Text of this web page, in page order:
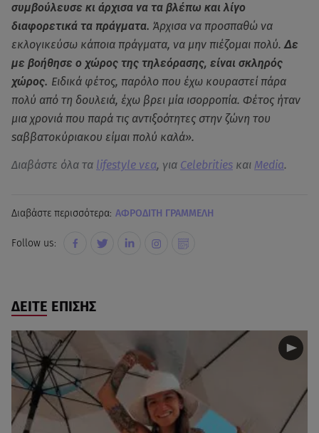
συμβούλευσε κι άρχισα να τα βλέπω και λίγο
διαφορετικά τα πράγματα.Άρχισα να προσπαθώ να
εκλογικεύσω κάποια πράγματα, να μην πιέζομαι πολύ.Δε
με βοήθησε ο χώρος της τηλεόρασης, είναι σκληρός
χώρος. Ειδικά φέτος, παρόλο που έχω κουραστεί πάρα
πολύ από τη δουλειά, έχω βρει μία ισορροπία. Φέτος ήταν
μια χρονιά που παρά τις αντιξοότητες στην ζώνη του
sαββατοκύριακου είμαι πολύ καλά».
Διαβάστε όλα τα lifestyle νεα, για Celebrities και Media.
Διαβάστε περισσότερα: ΑΦΡΟΔΙΤΗ ΓΡΑΜΜΕΛΗ
Follow us:
ΔΕΙΤΕ ΕΠΙΣΗΣ